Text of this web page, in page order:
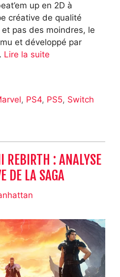
up en 2D à
créative de qualité
pas des moindres, le
et développé par
Lire la suite
, PS4, PS5, Switch
REBIRTH : ANALYSE
DE LA SAGA